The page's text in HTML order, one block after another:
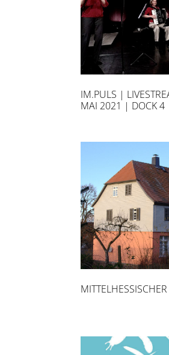
IM.PULS |
MAI 2021 | DOCK 4